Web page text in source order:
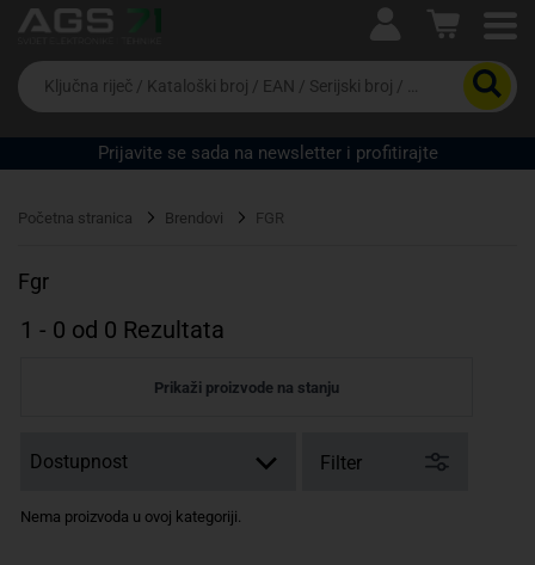
Ova postavka prilagođava asortiman proizvoda i
cijene vašim potrebama.
Da
biste
potražili
proizvod,
unesite
riječ,
EAN
ili
serijski
Prijavite se sada na newsletter i profitirajte
Početna stranica Brendovi FGR
Fgr
1 - 0 od 0 Rezultata
Prikaži proizvode na stanju
Filter
Nema proizvoda u ovoj kategoriji.